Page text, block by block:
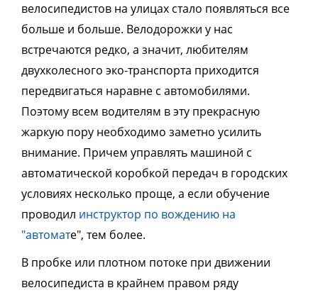
велосипедистов на улицах стало появляться все
больше и больше. Велодорожки у нас
встречаются редко, а значит, любителям
двухколесного эко-транспорта приходится
передвигаться наравне с автомобилями.
Поэтому всем водителям в эту прекрасную
жаркую пору необходимо заметно усилить
внимание. Причем управлять машиной с
автоматической коробкой передач в городских
условиях несколько проще, а если обучение
проводил инструктор по вождению на
"автомате", тем более.
В пробке или плотном потоке при движении
велосипедиста в крайнем правом ряду